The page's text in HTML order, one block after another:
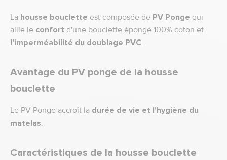
La housse bouclette est composée de PV Ponge qui
allie le confort d'une bouclette éponge 100% coton et
l'imperméabilité du doublage PVC.
Avantage du PV ponge de la housse
bouclette
Le PV Ponge accroît la durée de vie et l'hygiène du
matelas.
Caractéristiques de la housse bouclette